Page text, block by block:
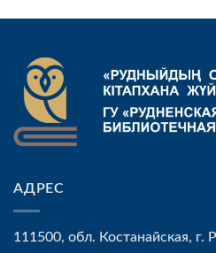
АДРЕС
111500, обл. Костанайская, г.